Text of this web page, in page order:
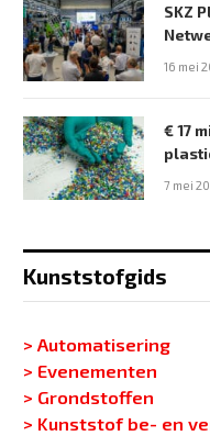
SKZ
16 mei
€ 17
7 mei
Kunststofgids
> Automatisering
> Evenementen
> Grondstoffen
> Kunststof be- en